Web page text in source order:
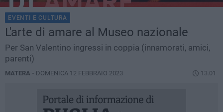
EVENTI E CULTURA
L'arte di amare al Museo nazionale
Per San Valentino ingressi in coppia (innamorati, amici,
parenti)
MATERA - DOMENICA 12 FEBBRAIO 2023 13.01